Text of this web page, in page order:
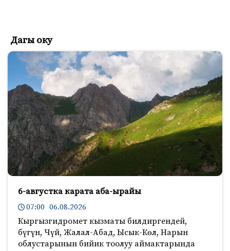
Дагы оку
6-августка карата аба-ырайы
07:00 06.08.2026
Кыргызгидромет кызматы билдиргендей,
бүгүн, Чүй, Жалал-Абад, Ысык-Көл, Нарын
облустарынын бийик тоолуу аймактарында